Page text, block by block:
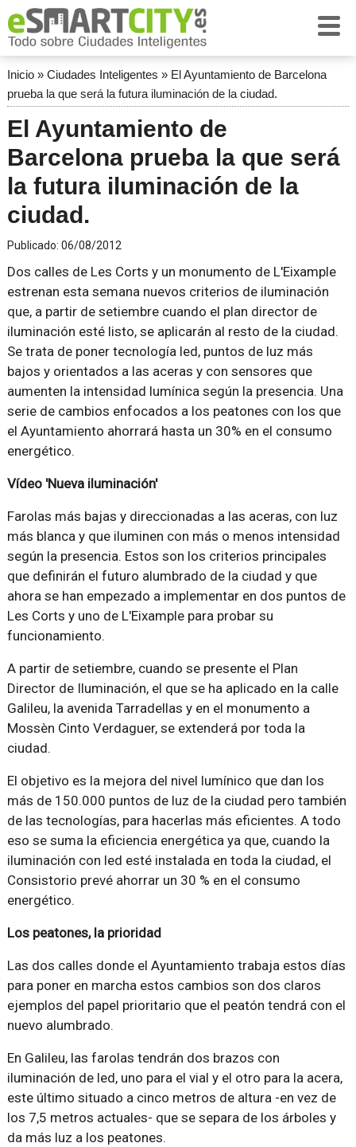
Inicio» Ciudades Inteligentes » El Ayuntamiento de Barcelona
prueba la que será la futura iluminación de la ciudad.
El Ayuntamiento de
Barcelona prueba la que será
la futura iluminación de la
ciudad.
Publicado: 06/08/2012
Dos calles de Les Corts y un monumento de L'Eixample
estrenan esta semana nuevos criterios de iluminación
que, a partir de setiembre cuando el plan director de
iluminación esté listo, se aplicarán al resto de la ciudad.
Se trata de poner tecnología led, puntos de luz más
bajos y orientados a las aceras y con sensores que
aumenten la intensidad lumínica según la presencia. Una
serie de cambios enfocados a los peatones con los que
el Ayuntamiento ahorrará hasta un 30% en el consumo
energético.
Vídeo 'Nueva iluminación'
Farolas más bajas y direccionadas a las aceras, con luz
más blanca y que iluminen con más o menos intensidad
según la presencia. Estos son los criterios principales
que definirán el futuro alumbrado de la ciudad y que
ahora se han empezado a implementar en dos puntos de
Les Corts y uno de L'Eixample para probar su
funcionamiento.
A partir de setiembre, cuando se presente el Plan
Director de Iluminación, el que se ha aplicado en la calle
Galileu, la avenida Tarradellas y en el monumento a
Mossèn Cinto Verdaguer, se extenderá por toda la
ciudad.
El objetivo es la mejora del nivel lumínico que dan los
más de 150.000 puntos de luz de la ciudad pero también
de las tecnologías, para hacerlas más eficientes. A todo
eso se suma la eficiencia energética ya que, cuando la
iluminación con led esté instalada en toda la ciudad, el
Consistorio prevé ahorrar un 30 % en el consumo
energético.
Los peatones, la prioridad
Las dos calles donde el Ayuntamiento trabaja estos días
para poner en marcha estos cambios son dos claros
ejemplos del papel prioritario que el peatón tendrá con el
nuevo alumbrado.
En Galileu, las farolas tendrán dos brazos con
iluminación de led, uno para el vial y el otro para la acera,
este último situado a cinco metros de altura -en vez de
los 7,5 metros actuales- que se separa de los árboles y
da más luz a los peatones.